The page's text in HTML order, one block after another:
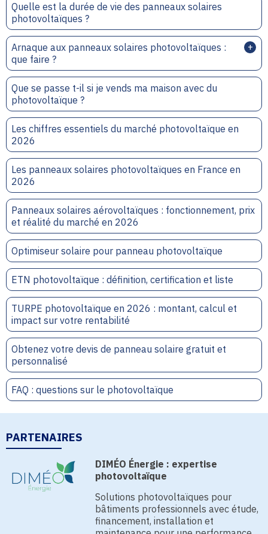
Quelle est la durée de vie des panneaux solaires
photovoltaïques ?
Arnaque aux panneaux solaires photovoltaïques :
que faire ?
Que se passe t-il si je vends ma maison avec du
photovoltaïque ?
Les chiffres essentiels du marché photovoltaïque en
2026
Les panneaux solaires photovoltaïques en France en
2026
Panneaux solaires aérovoltaïques : fonctionnement, prix
et réalité du marché en 2026
Optimiseur solaire pour panneau photovoltaïque
ETN photovoltaïque : définition, certification et liste
TURPE photovoltaïque en 2026 : montant, calcul et
impact sur votre rentabilité
Obtenez votre devis de panneau solaire gratuit et
personnalisé
FAQ : questions sur le photovoltaïque
PARTENAIRES
DIMÉO Énergie : expertise
photovoltaïque
Solutions photovoltaïques pour
bâtiments professionnels avec étude,
financement, installation et